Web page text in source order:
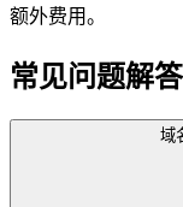
额外费用。
常见问题解
域